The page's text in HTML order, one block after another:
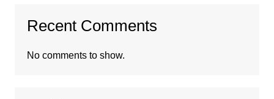
Recent Comments
No comments to show.